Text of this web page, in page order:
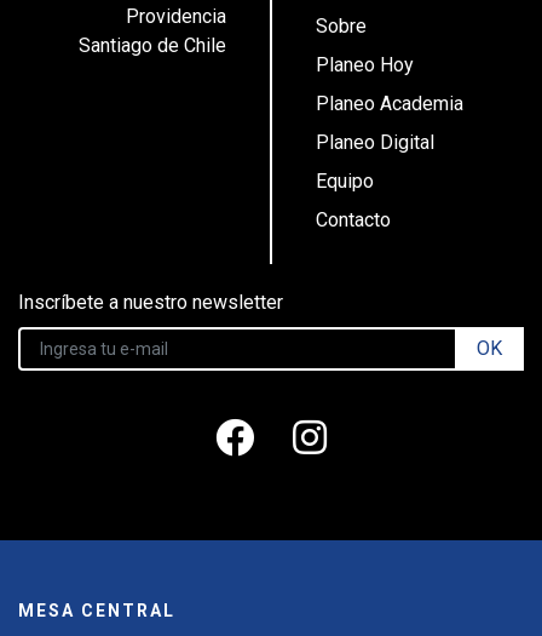
Providencia
Santiago de Chile
Sobre
Planeo Hoy
Planeo Academia
Planeo Digital
Equipo
Contacto
Inscríbete a nuestro newsletter
OK
MESA CENTRAL